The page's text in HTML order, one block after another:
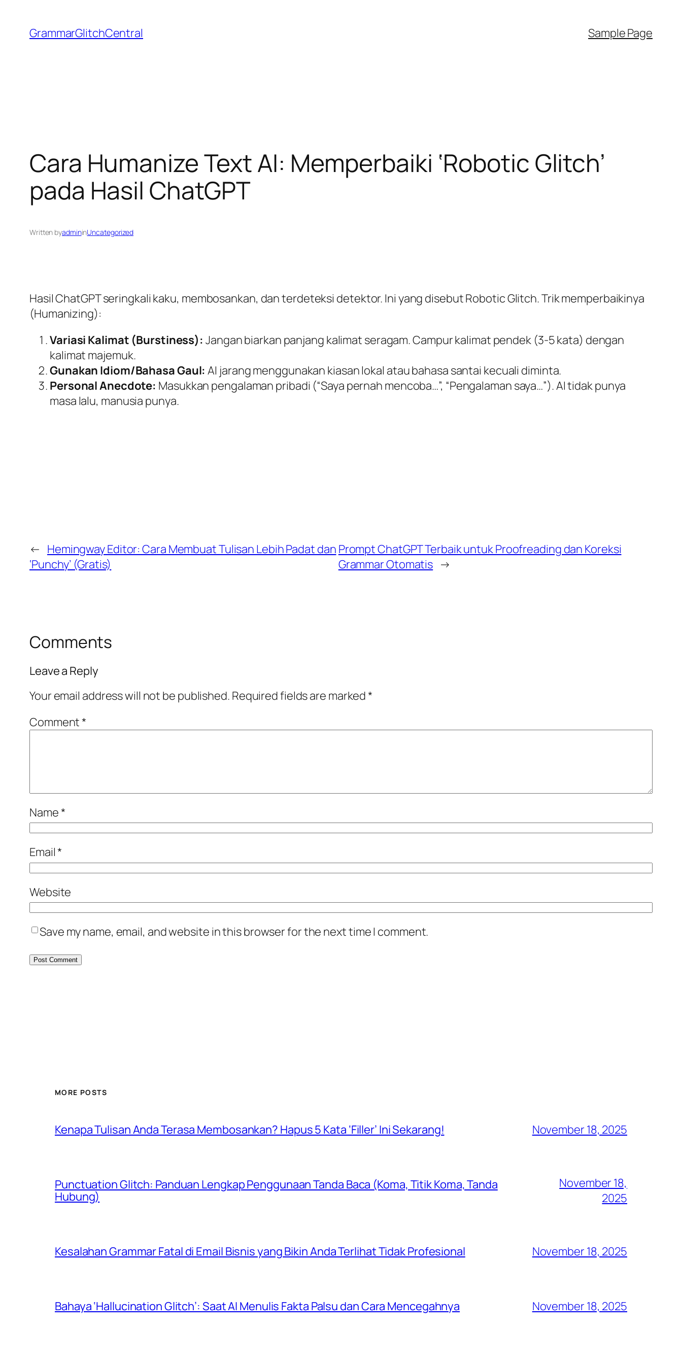
content
GrammarGlitchCentral Sample Page
Cara Humanize Text AI: Memperbaiki ‘Robotic Glitch’
pada Hasil ChatGPT
Written byadmininUncategorized
Hasil ChatGPT seringkali kaku, membosankan, dan terdeteksi detektor. Ini yang disebutRobotic Glitch. Trik memperbaikinya
(Humanizing):
Variasi Kalimat (Burstiness): Jangan biarkan panjang kalimat seragam. Campur kalimat pendek (3-5 kata) dengan
kalimat majemuk.
Gunakan Idiom/Bahasa Gaul: AI jarang menggunakan kiasan lokal atau bahasa santai kecuali diminta.
Personal Anecdote: Masukkan pengalaman pribadi (“Saya pernah mencoba…”, “Pengalaman saya…”). AI tidak punya
masa lalu, manusia punya.
← Hemingway Editor: Cara Membuat Tulisan Lebih Padat dan
‘Punchy’ (Gratis)
Prompt ChatGPT Terbaik untuk Proofreading dan Koreksi
Grammar Otomatis →
Comments
Leave a Reply
Your email address will not be published. Required fields are marked*
Comment*
Name*
Email*
Website
Save my name, email, and website in this browser for the next time I comment.
MORE POSTS
Kenapa Tulisan Anda Terasa Membosankan? Hapus 5 Kata ‘Filler’ Ini Sekarang! November 18, 2025
Punctuation Glitch: Panduan Lengkap Penggunaan Tanda Baca (Koma, Titik Koma, Tanda
Hubung)
November 18,
2025
Kesalahan Grammar Fatal di Email Bisnis yang Bikin Anda Terlihat Tidak Profesional November 18, 2025
Bahaya ‘Hallucination Glitch’: Saat AI Menulis Fakta Palsu dan Cara Mencegahnya November 18, 2025